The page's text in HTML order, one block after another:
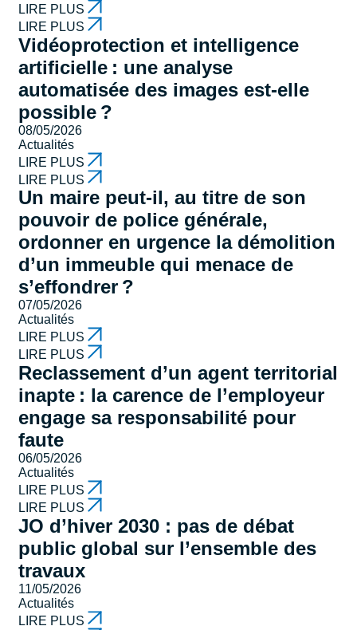
LIRE PLUS
LIRE PLUS
Vidéoprotection et intelligence
artificielle : une analyse
automatisée des images est-elle
possible ?
08/05/2026
Actualités
LIRE PLUS
LIRE PLUS
Un maire peut-il, au titre de son
pouvoir de police générale,
ordonner en urgence la démolition
d’un immeuble qui menace de
s’effondrer ?
07/05/2026
Actualités
LIRE PLUS
LIRE PLUS
Reclassement d’un agent territorial
inapte : la carence de l’employeur
engage sa responsabilité pour
faute
06/05/2026
Actualités
LIRE PLUS
LIRE PLUS
JO d’hiver 2030 : pas de débat
public global sur l’ensemble des
travaux
11/05/2026
Actualités
LIRE PLUS